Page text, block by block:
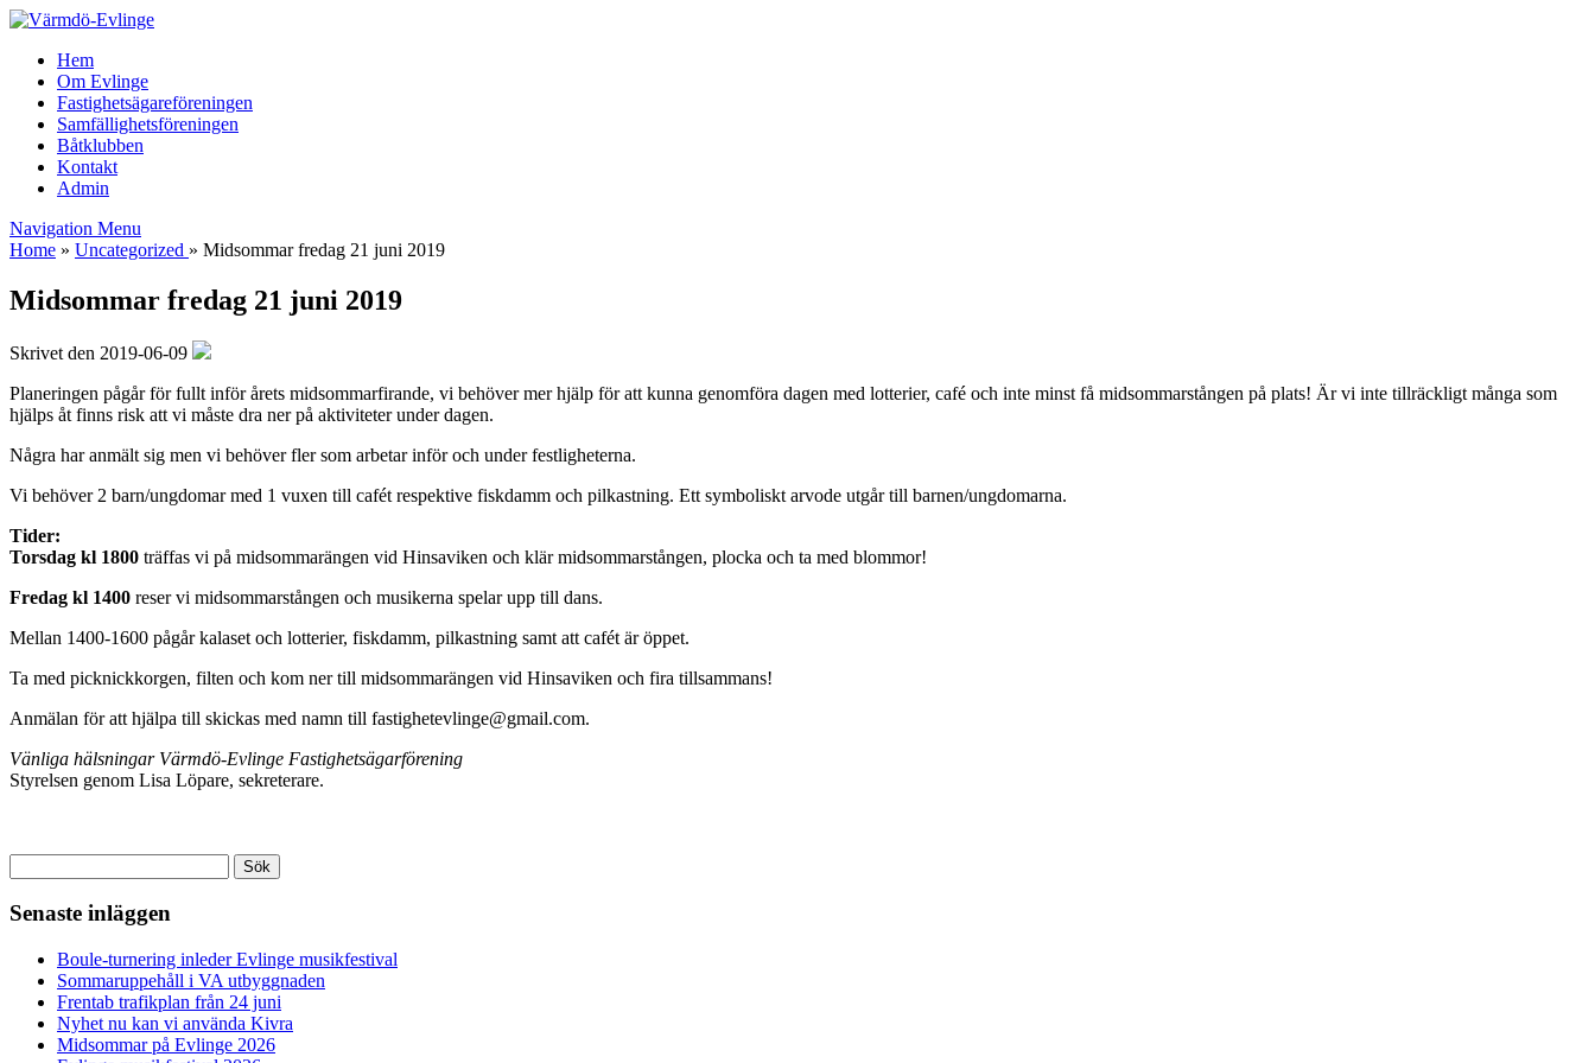
Hem
Om Evlinge
Fastighetsägareföreningen
Samfällighetsföreningen
Båtklubben
Kontakt
Admin
Navigation Menu
Home » Uncategorized » Midsommar fredag 21 juni 2019
Midsommar fredag 21 juni 2019
Skrivet den 2019-06-09
Planeringen pågår för fullt inför årets midsommarfirande, vi behöver mer hjälp för att kunna genomföra dagen med lotterier, café och inte minst få midsommarstången på plats! Är vi inte tillräckligt många som
hjälps åt finns risk att vi måste dra ner på aktiviteter under dagen.
Några har anmält sig men vi behöver fler som arbetar inför och under festligheterna.
Vi behöver 2 barn/ungdomar med 1 vuxen till cafét respektive fiskdamm och pilkastning. Ett symboliskt arvode utgår till barnen/ungdomarna.
Tider:
Torsdag kl 1800 träffas vi på midsommarängen vid Hinsaviken och klär midsommarstången, plocka och ta med blommor!
Fredag kl 1400 reser vi midsommarstången och musikerna spelar upp till dans.
Mellan 1400-1600 pågår kalaset och lotterier, fiskdamm, pilkastning samt att cafét är öppet.
Ta med picknickkorgen, filten och kom ner till midsommarängen vid Hinsaviken och fira tillsammans!
Anmälan för att hjälpa till skickas med namn till fastighetevlinge@gmail.com.
Vänliga hälsningar Värmdö-Evlinge Fastighetsägarförening
Styrelsen genom Lisa Löpare, sekreterare.
efter:
Senaste inläggen
Boule-turnering inleder Evlinge musikfestival
Sommaruppehåll i VA utbyggnaden
Frentab trafikplan från 24 juni
Nyhet nu kan vi använda Kivra
Midsommar på Evlinge 2026